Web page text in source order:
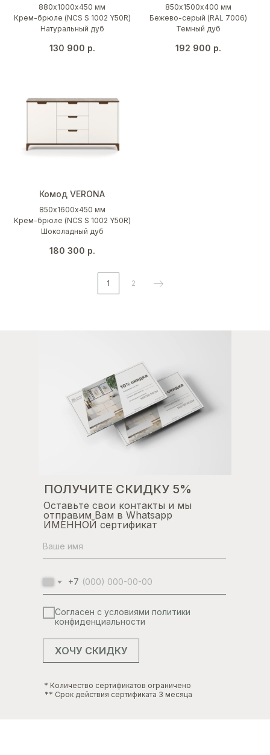
880х1000х450 мм
Крем-брюле (NCS S 1002 Y50R)
Натуральный дуб
130 900 р.
850х1500х400 мм
Бежево-серый (RAL 7006)
Темный дуб
192 900 р.
Комод VERONA
850х1600х450 мм
Крем-брюле (NCS S 1002 Y50R)
Шоколадный дуб
180 300 р.
1 2
ПОЛУЧИТЕ СКИДКУ 5%
+7
Согласен с условиями политики
конфиденциальности
ХОЧУ СКИДКУ
Оставьте свои контакты и мы
отправим Вам в Whatsapp
ИМЕННОЙ сертификат
* Количество сертификатов ограничено
** Срок действия сертификата 3 месяца